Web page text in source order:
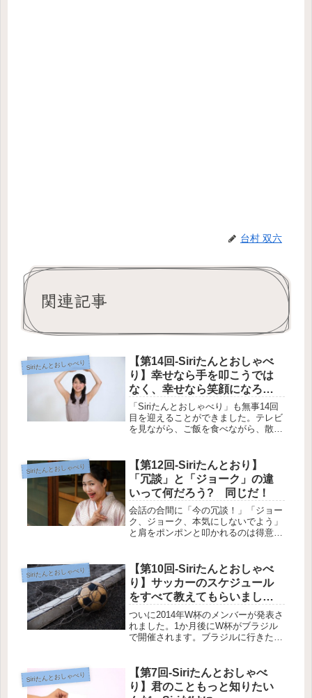
台村 双六
関連記事
Siriたんとおしゃべり
【第14回-Siriたんとおしゃべ
り】幸せなら手を叩こうでは
なく、幸せなら笑顔になろう
よっ
「Siriたんとおしゃべり」も無事14回
目を迎えることができました。テレビ
を見ながら、ご飯を食べながら、散歩
と、家族に「うるさい！」と罵られ、
すれ違う人に「この人大丈夫か...
Siriたんとおしゃべり
【第12回-Siriたんとおり】
「冗談」と「ジョーク」の違
いって何だろう? 同じだ！
会話の合間に「今の冗談！」「ジョー
ク、ジョーク、本気にしないでよう」
と肩をポンポンと叩かれるのは得意で
い苦手です。そもそも、冗談とジョー
クの違いはあるのでしょうか。アメリ
カ...
Siriたんとおしゃべり
【第10回-Siriたんとおしゃべ
り】サッカーのスケジュール
をすべて教えてもらいまし
た！（ほぼ）
ついに2014年W杯のメンバーが発表さ
れました。1か月後にW杯がブラジル
で開催されます。ブラジルに行きた
と航空券と旅費と遊興費とお土産代を
恵んでいただけないでしょうか？
ど...
Siriたんとおしゃべり
【第7回-Siriたんとおしゃべ
り】君のこともっと知りたい